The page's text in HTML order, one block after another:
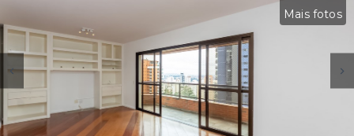
Mais fotos